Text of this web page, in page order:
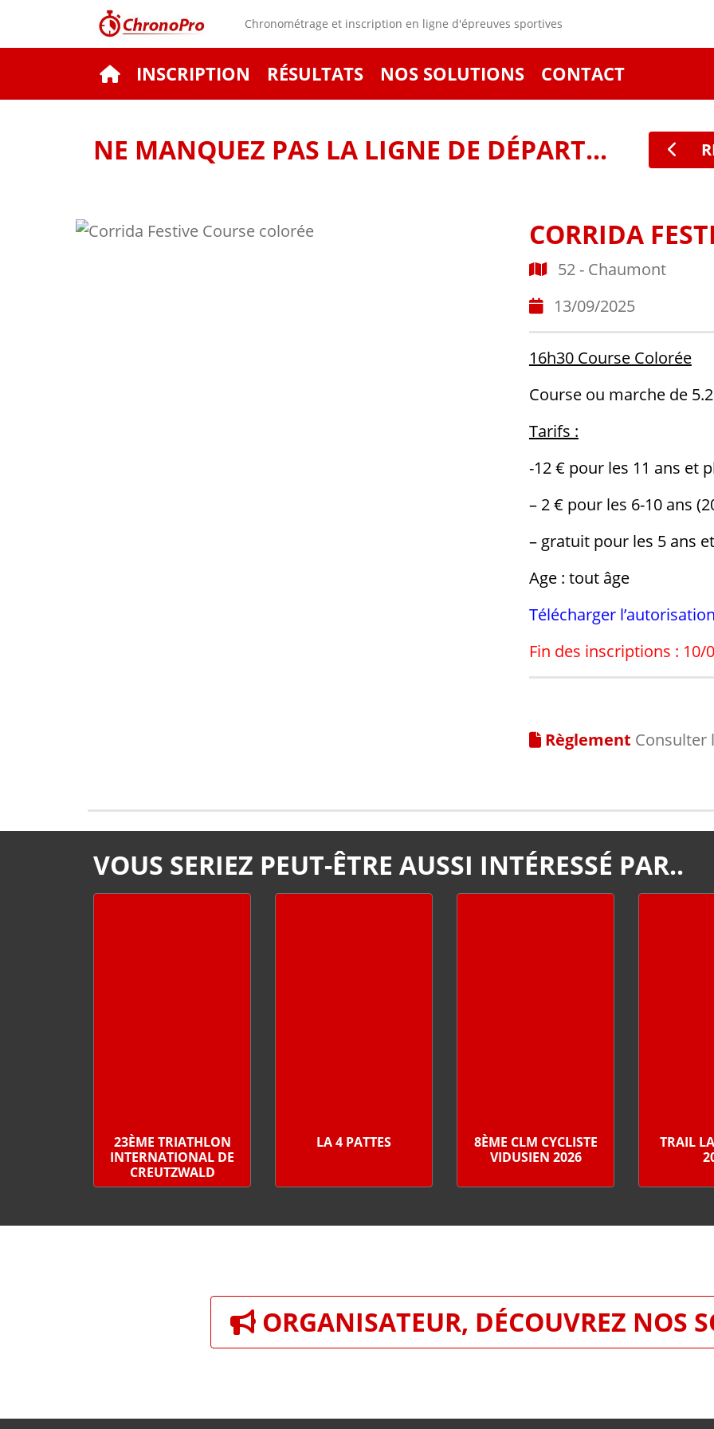
Chronométrage et inscription en ligne d'épreuves sportives
INSCRIPTION RÉSULTATS NOS SOLUTIONS CONTACT
NE MANQUEZ PAS LA LIGNE DE DÉPART...
CORRIDA
52 - Chaumont
13/09/2025
16h30 Course Colorée
Course ou marche de
Tarifs :
-12 € pour les 11 ans et
– 2 € pour les 6-10 ans
– gratuit pour les 5 ans
Age : tout âge
Télécharger
Fin des inscriptions : 10/
Règlement Consulter
VOUS SERIEZ PEUT-ÊTRE AUSSI INTÉRESSÉ PAR..
23ÈME TRIATHLON
INTERNATIONAL DE
CREUTZWALD
LA 4 PATTES
8ÈME CLM CYCLISTE
VIDUSIEN 2026
TRAIL
ORGANISATEUR, DÉCOUVREZ NOS